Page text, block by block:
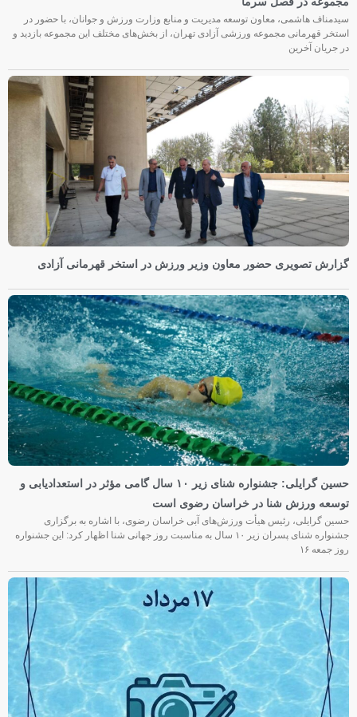
سیدمناف هاشمی، معاون توسعه مدیریت و منابع وزارت ورزش و جوانان، با حضور در
استخر قهرمانی مجموعه ورزشی آزادی تهران، از بخش‌های مختلف این مجموعه بازدید و
در جریان آخرین
گزارش تصویری حضور معاون وزیر ورزش در استخر قهرمانی آزادی
حسین گرایلی: جشنواره شنای زیر ۱۰ سال گامی مؤثر در استعدادیابی و
توسعه ورزش شنا در خراسان رضوی است
حسین گرایلی، رئیس هیأت ورزش‌های آبی خراسان رضوی، با اشاره به برگزاری
جشنواره شنای پسران زیر ۱۰ سال به مناسبت روز جهانی شنا اظهار کرد: این جشنواره
روز جمعه‌ ۱۶